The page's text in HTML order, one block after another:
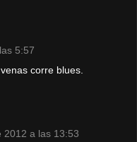
5:57
corre blues.
2012 a las 13:53